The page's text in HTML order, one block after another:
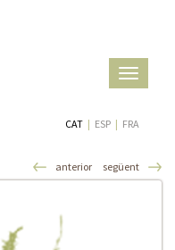
Toggle
CAT | ESP | FRA
anterior següent